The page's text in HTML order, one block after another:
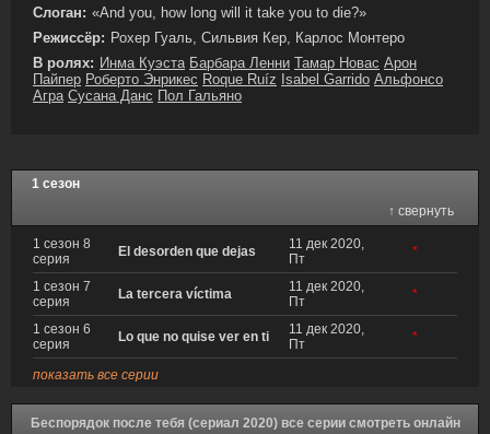
Слоган: «And you, how long will it take you to die?»
Режиссёр: Рохер Гуаль, Сильвия Кер, Карлос Монтеро
В ролях: Инма Куэста Барбара Ленни Тамар Новас Арон
Пайпер Роберто Энрикес Roque Ruíz Isabel Garrido Альфонсо
Агра Сусана Данс Пол Гальяно
1 сезон
↑ свернуть
1 сезон 8
серия
El desorden que dejas
11 дек 2020,
Пт
*
1 сезон 7
серия
La tercera víctima
11 дек 2020,
Пт
*
1 сезон 6
серия
Lo que no quise ver en ti
11 дек 2020,
Пт
*
показать все серии
Беспорядок после тебя (сериал 2020) все серии смотреть онлайн